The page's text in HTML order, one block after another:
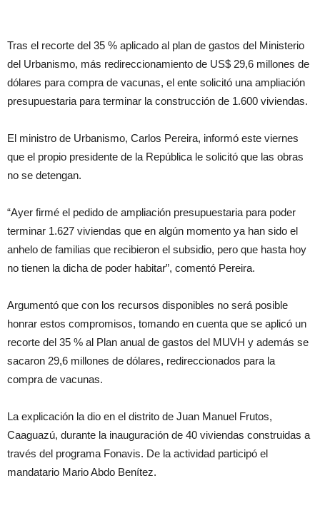
Tras el recorte del 35 % aplicado al plan de gastos del Ministerio
del Urbanismo, más redireccionamiento de US$ 29,6 millones de
dólares para compra de vacunas, el ente solicitó una ampliación
presupuestaria para terminar la construcción de 1.600 viviendas.
El ministro de Urbanismo, Carlos Pereira, informó este viernes
que el propio presidente de la República le solicitó que las obras
no se detengan.
“Ayer firmé el pedido de ampliación presupuestaria para poder
terminar 1.627 viviendas que en algún momento ya han sido el
anhelo de familias que recibieron el subsidio, pero que hasta hoy
no tienen la dicha de poder habitar”, comentó Pereira.
Argumentó que con los recursos disponibles no será posible
honrar estos compromisos, tomando en cuenta que se aplicó un
recorte del 35 % al Plan anual de gastos del MUVH y además se
sacaron 29,6 millones de dólares, redireccionados para la
compra de vacunas.
La explicación la dio en el distrito de Juan Manuel Frutos,
Caaguazú, durante la inauguración de 40 viviendas construidas a
través del programa Fonavis. De la actividad participó el
mandatario Mario Abdo Benítez.